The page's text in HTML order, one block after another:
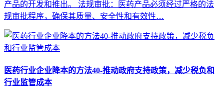
产品的开发和推出。 法规审批：医药产品必须经过严格的法
规审批程序，确保其质量、安全性和有效性…
医药行业企业降本的方法40-推动政府支持政策，减少税负和
行业监管成本